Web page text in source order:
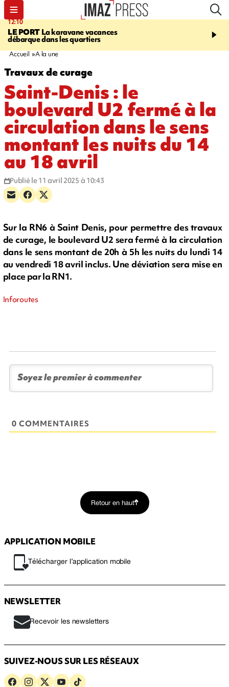
12:10
LE PORT La karavane vacances
débarque dans les quartiers
16:49
Un
bouledogue observé
Accueil A la une
Travaux de curage
Saint-Denis : le
boulevard U2 fermé à la
circulation dans le sens
montant les nuits du 14
au 18 avril
Publié le 11 avril 2025 à 10:43
Sur la RN6 à Saint Denis, pour permettre des travaux
de curage, le boulevard U2 sera fermé à la circulation
dans le sens montant de 20h à 5h les nuits du lundi 14
au vendredi 18 avril inclus. Une déviation sera mise en
place par la RN1.
Inforoutes
0 COMMENTAIRES
Retour en haut
APPLICATION MOBILE
Télécharger l’application mobile
NEWSLETTER
Recevoir les newsletters
SUIVEZ-NOUS SUR LES RÉSEAUX